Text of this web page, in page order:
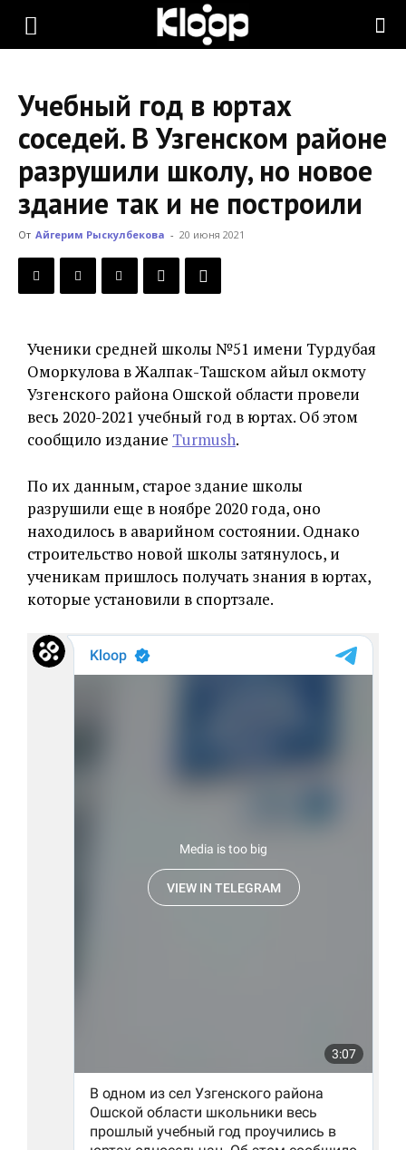
KLOOP.KG
Новости
Кыргызстана
Учебный год в юртах
соседей. В Узгенском районе
разрушили школу, но новое
здание так и не построили
От Айгерим Рыскулбекова - 20 июня 2021
Ученики средней школы №51 имени Турдубая
Оморкулова в Жалпак-Ташском айыл окмоту
Узгенского района Ошской области провели
весь 2020-2021 учебный год в юртах. Об этом
сообщило издание Тurmush.
По их данным, старое здание школы
разрушили еще в ноябре 2020 года, оно
находилось в аварийном состоянии. Однако
строительство новой школы затянулось, и
ученикам пришлось получать знания в юртах,
которые установили в спортзале.